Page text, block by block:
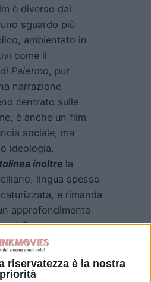
riservatezza è la nostra
priorità
è diverso dai
sguardo più
ambientato in
come il
Palermo, pur
narrazione
centrato sulle
è anche un film
sociale, ma
ideologia.
inoltre la
lingua spesso
e rimanda
approfondimento
del film.